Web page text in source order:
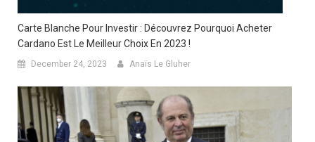
Carte Blanche Pour Investir : Découvrez Pourquoi Acheter
Cardano Est Le Meilleur Choix En 2023 !
December 24, 2023 Anaïs Le Gluher